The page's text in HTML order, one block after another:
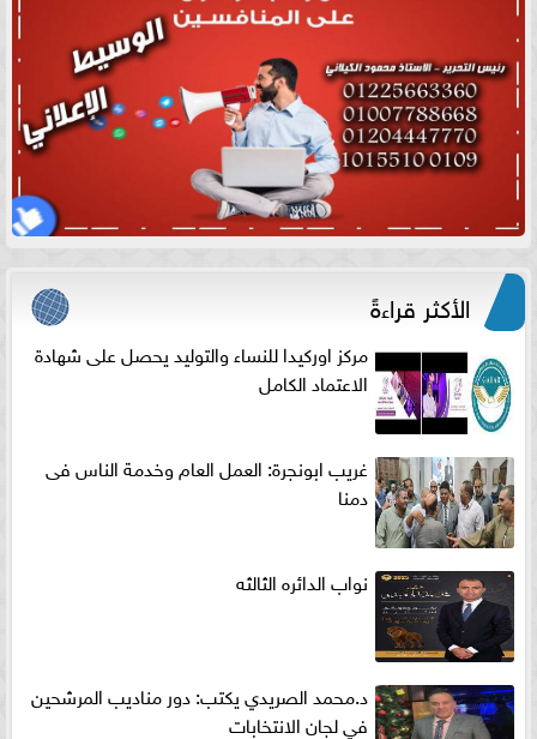
الأكثر قراءةً
مركز اوركيدا للنساء والتوليد يحصل على شهادة
الاعتماد الكامل
غريب ابونجرة: العمل العام وخدمة الناس فى
دمنا
نواب الدائره الثالثه
د.محمد الصريدي يكتب: دور مناديب المرشحين
في لجان الانتخابات